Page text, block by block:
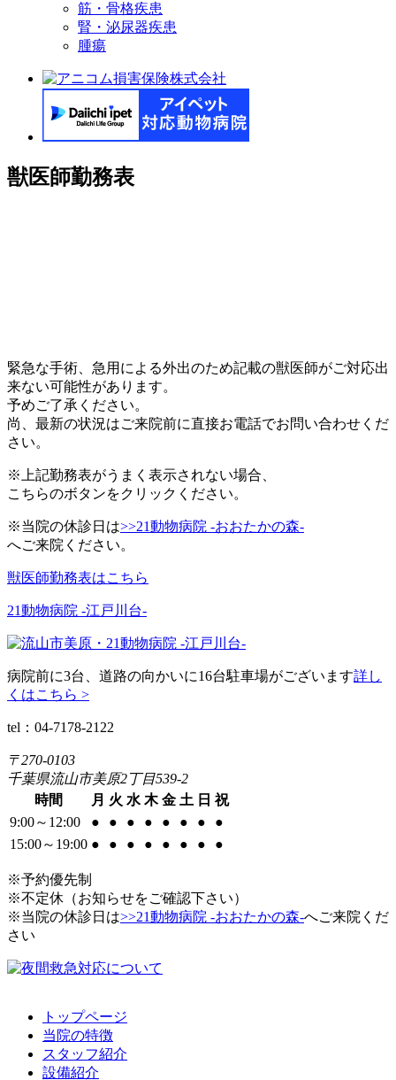
筋・骨格疾患
腎・泌尿器疾患
腫瘍
獣医師勤務表
緊急な手術、急用による外出のため記載の獣医師がご対応出
来ない可能性があります。
予めご了承ください。
尚、最新の状況はご来院前に直接お電話でお問い合わせくだ
さい。
※上記勤務表がうまく表示されない場合、
こちらのボタンをクリックください。
※当院の休診日は>>21動物病院 -おおたかの森-
へご来院ください。
獣医師勤務表はこちら
21動物病院 -江戸川台-
病院前に3台、道路の向かいに16台駐車場がございます詳し
くはこちら >
tel：04-7178-2122
〒270-0103
千葉県流山市美原2丁目539-2
時間
月 火 水 木 金 土 日 祝
9:00～12:00
● ● ● ● ● ● ●
●
15:00～19:00 ● ● ● ● ● ● ● ●
※予約優先制
※不定休（お知らせをご確認下さい）
※当院の休診日は>>21動物病院 -おおたかの森-へご来院くだ
さい
トップページ
当院の特徴
スタッフ紹介
設備紹介